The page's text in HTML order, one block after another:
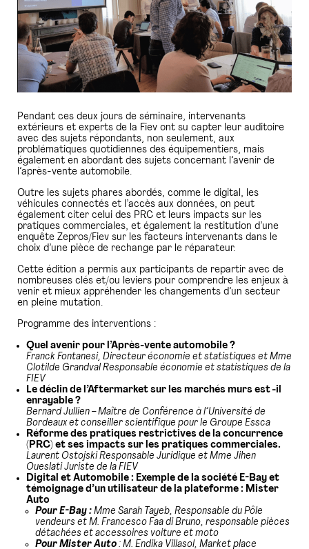
Pendant ces deux jours de séminaire, intervenants
extérieurs et experts de la Fiev ont su capter leur auditoire
avec des sujets répondants, non seulement, aux
problématiques quotidiennes des équipementiers, mais
également en abordant des sujets concernant l’avenir de
l’après-vente automobile.
Outre les sujets phares abordés, comme le digital, les
véhicules connectés et l’accès aux données, on peut
également citer celui des PRC et leurs impacts sur les
pratiques commerciales, et également la restitution d’une
enquête Zepros/Fiev sur les facteurs intervenants dans le
choix d’une pièce de rechange par le réparateur.
Cette édition a permis aux participants de repartir avec de
nombreuses clés et/ou leviers pour comprendre les enjeux à
venir et mieux appréhender les changements d’un secteur
en pleine mutation.
Programme des interventions :
Quel avenir pour l’Après-vente automobile ?
Franck Fontanesi, Directeur économie et statistiques et Mme
Clotilde Grandval Responsable économie et statistiques de la
FIEV
Le déclin de l’Aftermarket sur les marchés murs est -il
enrayable ?
Bernard Jullien –Maître de Conférence à l’Université de
Bordeaux et conseiller scientifique pour le Groupe Essca
Réforme des pratiques restrictives de la concurrence
(PRC) et ses impacts sur les pratiques commerciales.
Laurent Ostojski Responsable Juridique et Mme Jihen
Oueslati Juriste de la FIEV
Digital et Automobile : Exemple de la société E-Bay et
témoignage d’un utilisateur de la plateforme : Mister
Auto
Pour E-Bay : Mme Sarah Tayeb, Responsable du Pôle
vendeurs et M. Francesco Faa di Bruno, responsable pièces
détachées et accessoires voiture et moto
Pour Mister Auto : M. Endika Villasol, Market place